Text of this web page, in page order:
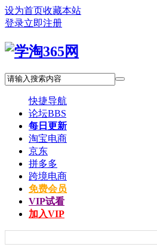
设为首页收藏本站
登录立即注册
快捷导航
论坛BBS
每日更新
淘宝电商
京东
拼多多
跨境电商
免费会员
VIP试看
加入VIP